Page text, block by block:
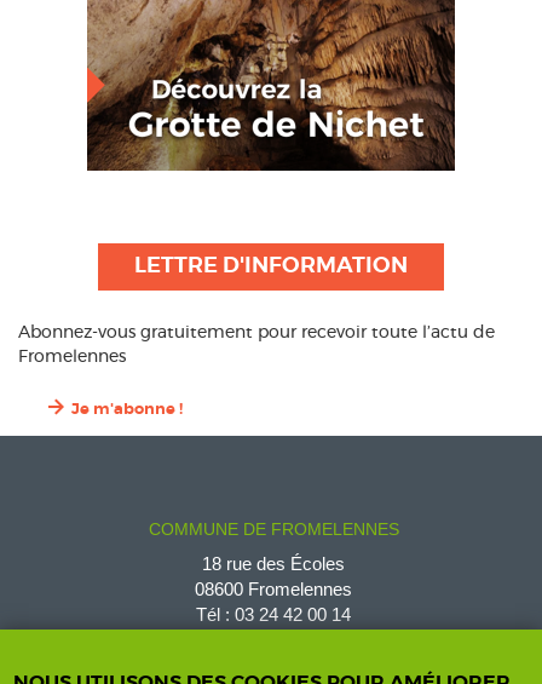
LETTRE D'INFORMATION
Abonnez-vous gratuitement pour recevoir toute l’actu de
Fromelennes
Je m'abonne !
COMMUNE DE FROMELENNES
18 rue des Écoles
08600 Fromelennes
Tél : 03 24 42 00 14